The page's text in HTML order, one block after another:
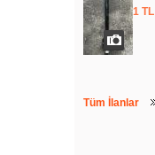
1 TL
Tüm İlanlar